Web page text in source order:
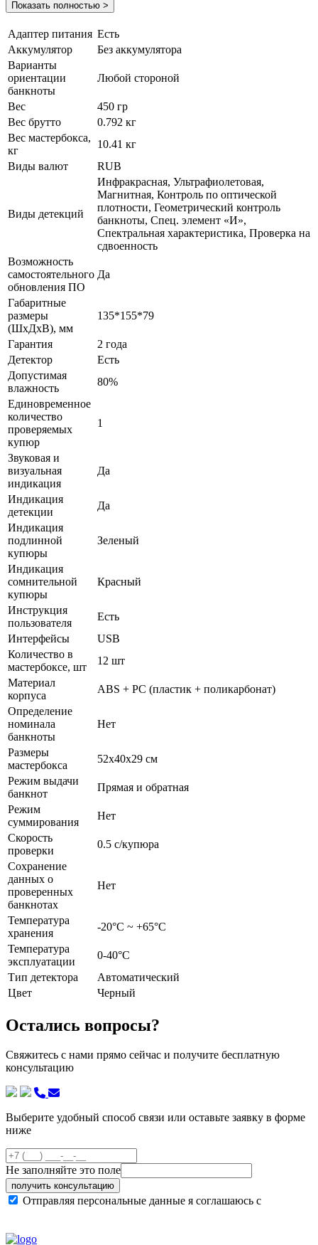
Показать полностью >
Адаптер питания Есть
Аккумулятор
Без аккумулятора
Варианты
ориентации
банкноты
Любой стороной
Вес
450 гр
Вес брутто
0.792 кг
Вес мастербокса,
кг
10.41 кг
Виды валют
RUB
Виды детекций
Инфракрасная, Ультрафиолетовая,
Магнитная, Контроль по оптической
плотности, Геометрический контроль
банкноты, Спец. элемент «И»,
Спектральная характеристика, Проверка на
сдвоенность
Возможность
самостоятельного
обновления ПО
Да
Габаритные
размеры
(ШхДхВ), мм
135*155*79
Гарантия
2 года
Детектор
Есть
Допустимая
влажность
80%
Единовременное
количество
проверяемых
купюр
1
Звуковая и
визуальная
индикация
Да
Индикация
детекции
Да
Индикация
подлинной
купюры
Зеленый
Индикация
сомнительной
купюры
Красный
Инструкция
пользователя
Есть
Интерфейсы
USB
Количество в
мастербоксе, шт
12 шт
Материал
корпуса
ABS + PC (пластик + поликарбонат)
Определение
номинала
банкноты
Нет
Размеры
мастербокса
52х40х29 см
Режим выдачи
банкнот
Прямая и обратная
Режим
суммирования
Нет
Скорость
проверки
0.5 с/купюра
Сохранение
данных о
проверенных
банкнотах
Нет
Температура
хранения
-20°С ~ +65°С
Температура
эксплуатации
0-40°С
Тип детектора
Автоматический
Цвет
Черный
Остались вопросы?
Свяжитесь с нами прямо сейчас и получите бесплатную
консультацию
Выберите удобный способ связи или оставьте заявку в форме
ниже
Не заполняйте это поле
получить консультацию
Отправляя персональные данные я соглашаюсь с